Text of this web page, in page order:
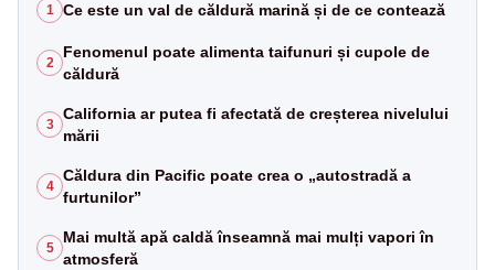
1 Ce este un val de căldură marină și de ce contează
2
Fenomenul poate alimenta taifunuri și cupole de
căldură
3
California ar putea fi afectată de creșterea nivelului
mării
4
Căldura din Pacific poate crea o „autostradă a
furtunilor”
5
Mai multă apă caldă înseamnă mai mulți vapori în
atmosferă